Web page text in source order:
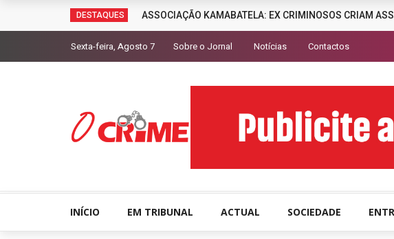
DESTAQUES ASSOCIAÇÃO KAMABATELA: EX CRIMINOSOS CRIAM
Sexta-feira, Agosto 7 Sobre o Jornal Notícias Contactos
INÍCIO EM TRIBUNAL ACTUAL SOCIEDADE